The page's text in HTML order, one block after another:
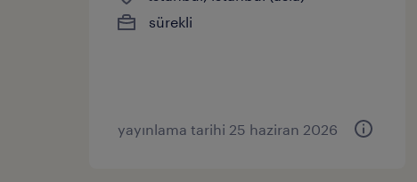
sürekli
yayınlama tarihi 25 haziran 2026